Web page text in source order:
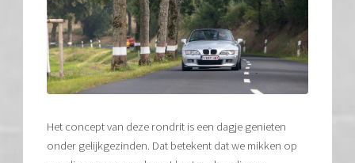
Het concept van deze rondrit is een dagje genieten
onder gelijkgezinden. Dat betekent dat we mikken op